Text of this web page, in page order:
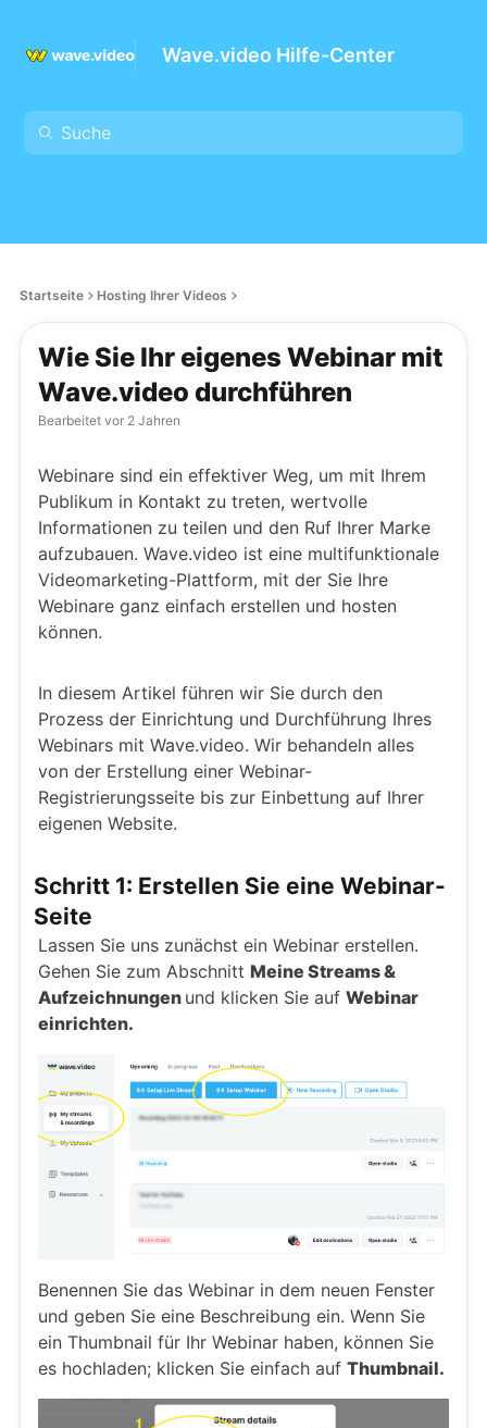
Wave.video Hilfe-Center
Startseite Hosting Ihrer Videos
Wie Sie Ihr eigenes Webinar mit
Wave.video durchführen
Bearbeitet vor 2 Jahren
Webinare sind ein effektiver Weg, um mit Ihrem
Publikum in Kontakt zu treten, wertvolle
Informationen zu teilen und den Ruf Ihrer Marke
aufzubauen. Wave.video ist eine multifunktionale
Videomarketing-Plattform, mit der Sie Ihre
Webinare ganz einfach erstellen und hosten
können.
In diesem Artikel führen wir Sie durch den
Prozess der Einrichtung und Durchführung Ihres
Webinars mit Wave.video. Wir behandeln alles
von der Erstellung einer Webinar-
Registrierungsseite bis zur Einbettung auf Ihrer
eigenen Website.
Schritt 1: Erstellen Sie eine Webinar-
Seite
Lassen Sie uns zunächst ein Webinar erstellen.
Gehen Sie zum Abschnitt Meine Streams &
Aufzeichnungen und klicken Sie auf Webinar
einrichten.
Benennen Sie das Webinar in dem neuen Fenster
und geben Sie eine Beschreibung ein. Wenn Sie
ein Thumbnail für Ihr Webinar haben, können Sie
es hochladen; klicken Sie einfach auf Thumbnail.